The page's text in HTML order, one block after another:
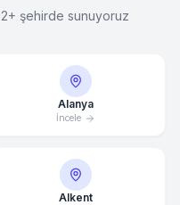
şehirde sunuyoruz
Alanya
İncele
Alkent